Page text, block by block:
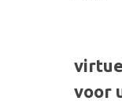
voor